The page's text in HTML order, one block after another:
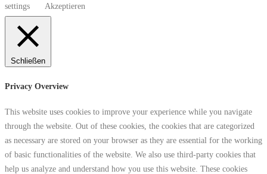
settings
Akzeptieren
Schließen
Privacy Overview
This website uses cookies to improve your experience while you navigate
through the website. Out of these cookies, the cookies that are categorized
as necessary are stored on your browser as they are essential for the working
of basic functionalities of the website. We also use third-party cookies that
help us analyze and understand how you use this website. These cookies